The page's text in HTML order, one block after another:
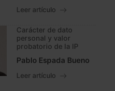
Leer artículo
Carácter de dato
personal y valor
probatorio de la IP
Pablo Espada Bueno
Leer artículo